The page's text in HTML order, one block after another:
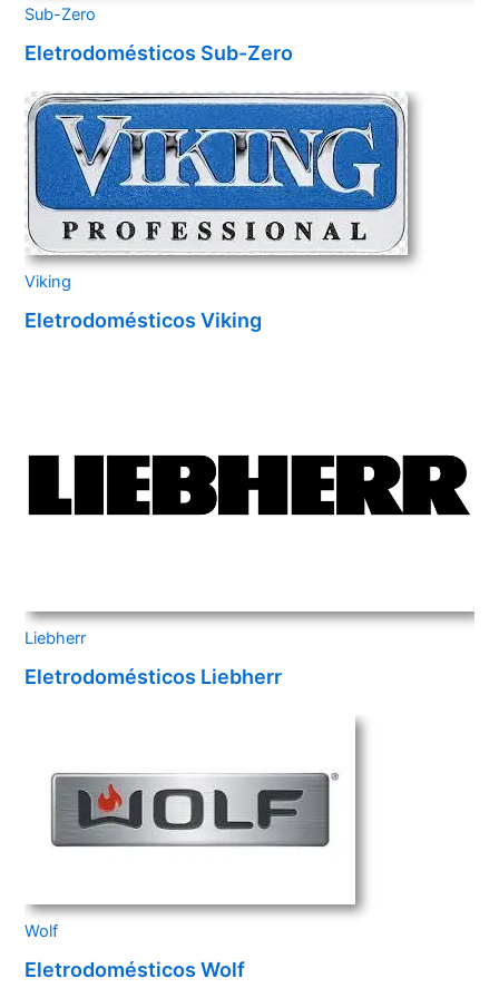
Sub-Zero
Eletrodomésticos Sub-Zero
Viking
Eletrodomésticos Viking
Liebherr
Eletrodomésticos Liebherr
Wolf
Eletrodomésticos Wolf